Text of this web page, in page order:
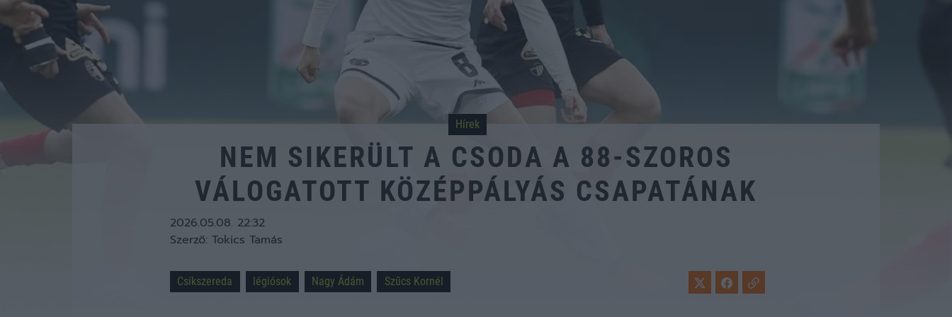
Hírek
NEM SIKERÜLT A CSODA A 88-SZOROS
VÁLOGATOTT KÖZÉPPÁLYÁS CSAPATÁNAK
2026.05.08. 22:32
Szerző: Tokics Tamás
Csíkszereda légiósok Nagy Ádám Szűcs Kornél